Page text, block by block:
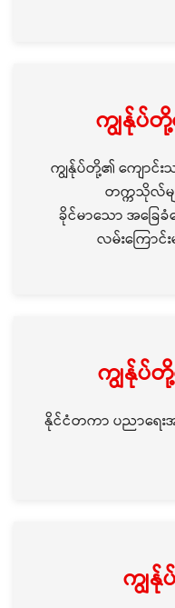
ကျွန်ုပ်
ကျွန်ုပ်တို့၏ ကျောင်း
တက္ကသိုလ်မ
ခိုင်မာသော အခြေခံ
လမ်းကြောင်
ကျွန်ုပ်
နိုင်ငံတကာ ပညာရေး
ကျွ